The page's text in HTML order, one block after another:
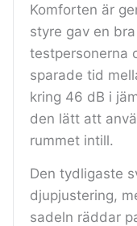
Komforten är
styre gav en
testpersonerna
sparade tid
kring 46 dB i
den lätt att
rummet intill.
Den tydligaste
djupjustering,
sadeln räddar